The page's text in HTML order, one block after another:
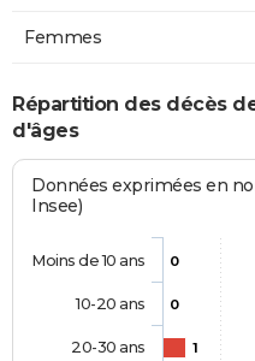
Femmes
Répartition des décès
d'âges
Données exprimées en
Insee)
0
0
1
Moins de 10 ans
10-20 ans
20-30 ans